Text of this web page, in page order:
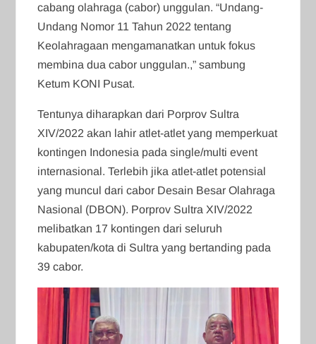
cabang olahraga (cabor) unggulan. “Undang-
Undang Nomor 11 Tahun 2022 tentang
Keolahragaan mengamanatkan untuk fokus
membina dua cabor unggulan.,” sambung
Ketum KONI Pusat.
Tentunya diharapkan dari Porprov Sultra
XIV/2022 akan lahir atlet-atlet yang memperkuat
kontingen Indonesia pada single/multi event
internasional. Terlebih jika atlet-atlet potensial
yang muncul dari cabor Desain Besar Olahraga
Nasional (DBON). Porprov Sultra XIV/2022
melibatkan 17 kontingen dari seluruh
kabupaten/kota di Sultra yang bertanding pada
39 cabor.